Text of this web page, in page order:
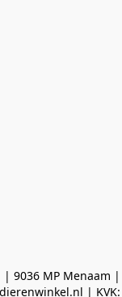
9036 MP Menaam |
|